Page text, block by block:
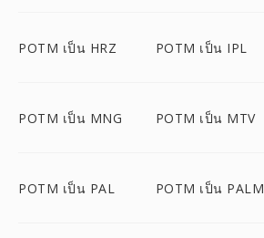
POTM เป็น HRZ POTM เป็น IPL
POTM เป็น MNG POTM เป็น MTV
POTM เป็น PAL POTM เป็น PALM